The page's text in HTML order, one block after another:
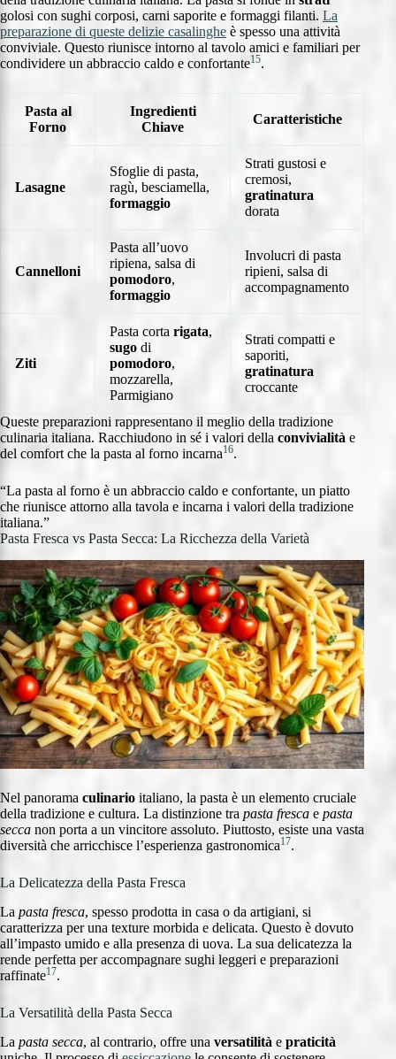
golosi con sughi corposi, carni saporite e formaggi filanti. La
preparazione di queste delizie casalinghe è spesso una attività
conviviale. Questo riunisce intorno al tavolo amici e familiari per
condividere un abbraccio caldo e confortante15.
Pasta al
Forno
Ingredienti
Chiave
Caratteristiche
Lasagne
Sfoglie di pasta,
ragù, besciamella,
formaggio
Strati gustosi e
cremosi,
gratinatura
dorata
Cannelloni
Pasta all’uovo
ripiena, salsa di
pomodoro,
formaggio
Involucri di pasta
ripieni, salsa di
accompagnamento
Ziti
Pasta corta rigata,
sugo di
pomodoro,
mozzarella,
Parmigiano
Strati compatti e
saporiti,
gratinatura
croccante
Queste preparazioni rappresentano il meglio della tradizione
culinaria italiana. Racchiudono in sé i valori della convivialità e
del comfort che la pasta al forno incarna16.
“La pasta al forno è un abbraccio caldo e confortante, un piatto
che riunisce attorno alla tavola e incarna i valori della tradizione
italiana.”
Pasta Fresca vs Pasta Secca: La Ricchezza della Varietà
Nel panorama culinario italiano, la pasta è un elemento cruciale
della tradizione e cultura. La distinzione tra pasta fresca e pasta
secca non porta a un vincitore assoluto. Piuttosto, esiste una vasta
diversità che arricchisce l’esperienza gastronomica17.
La Delicatezza della Pasta Fresca
La pasta fresca, spesso prodotta in casa o da artigiani, si
caratterizza per una texture morbida e delicata. Questo è dovuto
all’impasto umido e alla presenza di uova. La sua delicatezza la
rende perfetta per accompagnare sughi leggeri e preparazioni
raffinate17.
La Versatilità della Pasta Secca
La pasta secca, al contrario, offre una versatilità e praticità